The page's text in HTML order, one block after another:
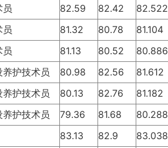
员 82.59 82.42
82.522
员 81.32 80.78
81.104
员 81.13 80.52
80.886
护技术员 80.98 82.56
81.612
护技术员 80.13 82.76
81.182
护技术员 79.36 81.68
80.288
83.13 82.9
83.038